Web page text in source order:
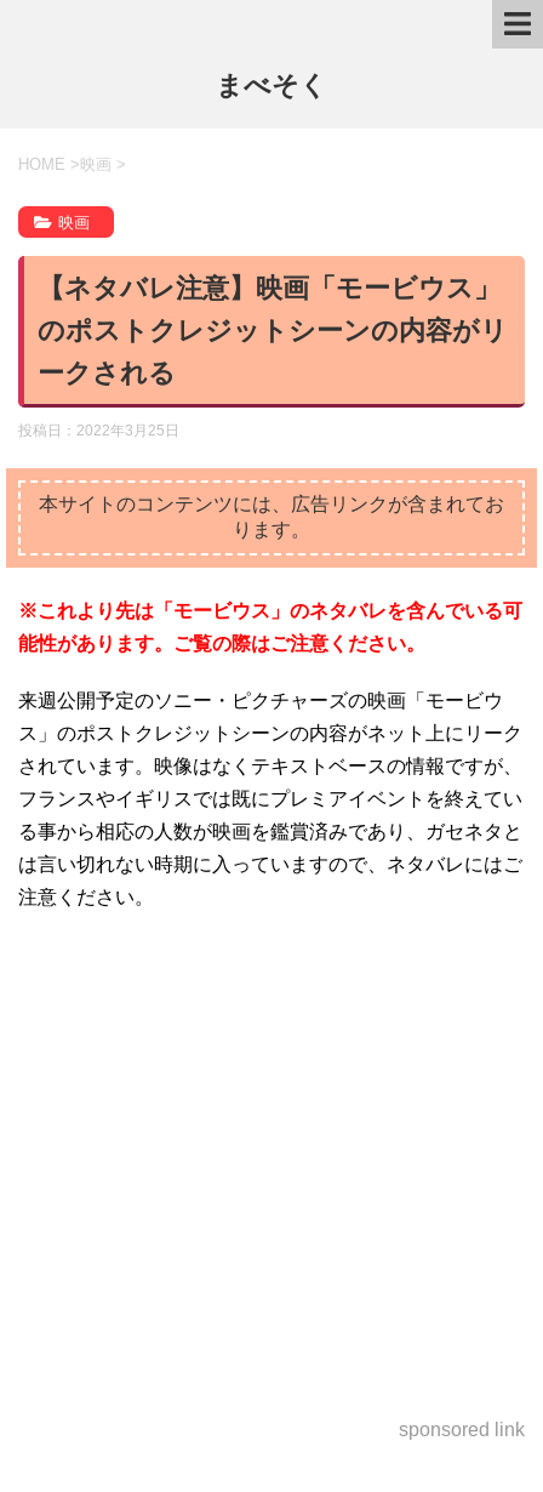
まべそく
HOME > 映画 >
映画
【ネタバレ注意】映画「モービウス」
のポストクレジットシーンの内容がリ
ークされる
投稿日： 2022年3月25日
本サイトのコンテンツには、広告リンクが含まれてお
ります。
※これより先は「モービウス」のネタバレを含んでいる可
能性があります。ご覧の際はご注意ください。
来週公開予定のソニー・ピクチャーズの映画「モービウ
ス」のポストクレジットシーンの内容がネット上にリーク
されています。映像はなくテキストベースの情報ですが、
フランスやイギリスでは既にプレミアイベントを終えてい
る事から相応の人数が映画を鑑賞済みであり、ガセネタと
は言い切れない時期に入っていますので、ネタバレにはご
注意ください。
sponsored link